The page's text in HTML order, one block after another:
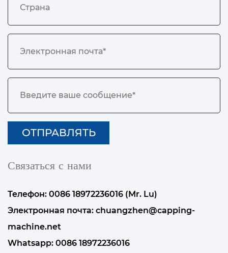
Связаться с нами
Телефон: 0086 18972236016 (Mr. Lu)
Электронная почта: chuangzhen@capping-
machine.net
Whatsapp: 0086 18972236016